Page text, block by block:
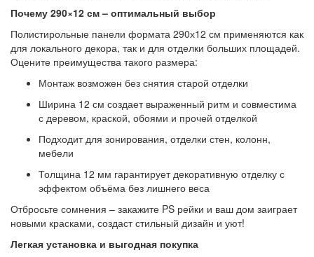
Почему 290×12 см – оптимальный выбор
Полистирольные панели формата 290х12 см применяются как
для локального декора, так и для отделки больших площадей.
Оцените преимущества такого размера:
Монтаж возможен без снятия старой отделки
Ширина 12 см создает выраженный ритм и совместима
с деревом, краской, обоями и прочей отделкой
Подходит для зонирования, отделки стен, колонн,
мебели
Толщина 12 мм гарантирует декоративную отделку с
эффектом объёма без лишнего веса
Отбросьте сомнения – закажите PS рейки и ваш дом заиграет
новыми красками, создаст стильный дизайн и уют!
Легкая установка и выгодная покупка